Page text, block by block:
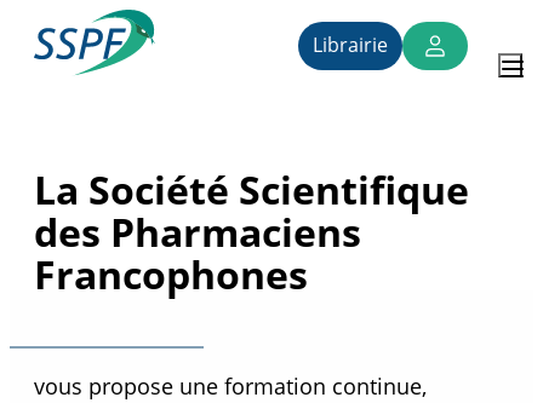
Librairie
La Société Scientifique
des Pharmaciens
Francophones
vous propose une formation continue,